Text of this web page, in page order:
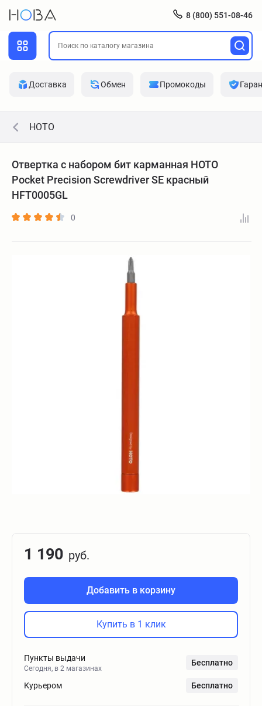
8 (800) 551-08-46
Доставка Обмен Промокоды
HOTO
Отвертка с набором бит карманная HOTO
Pocket Precision Screwdriver SE красный
HFT0005GL
0
1 190 руб.
Добавить в корзину
Купить в 1 клик
Пункты выдачи
Сегодня, в 2 магазинах
Бесплатно
Курьером Бесплатно